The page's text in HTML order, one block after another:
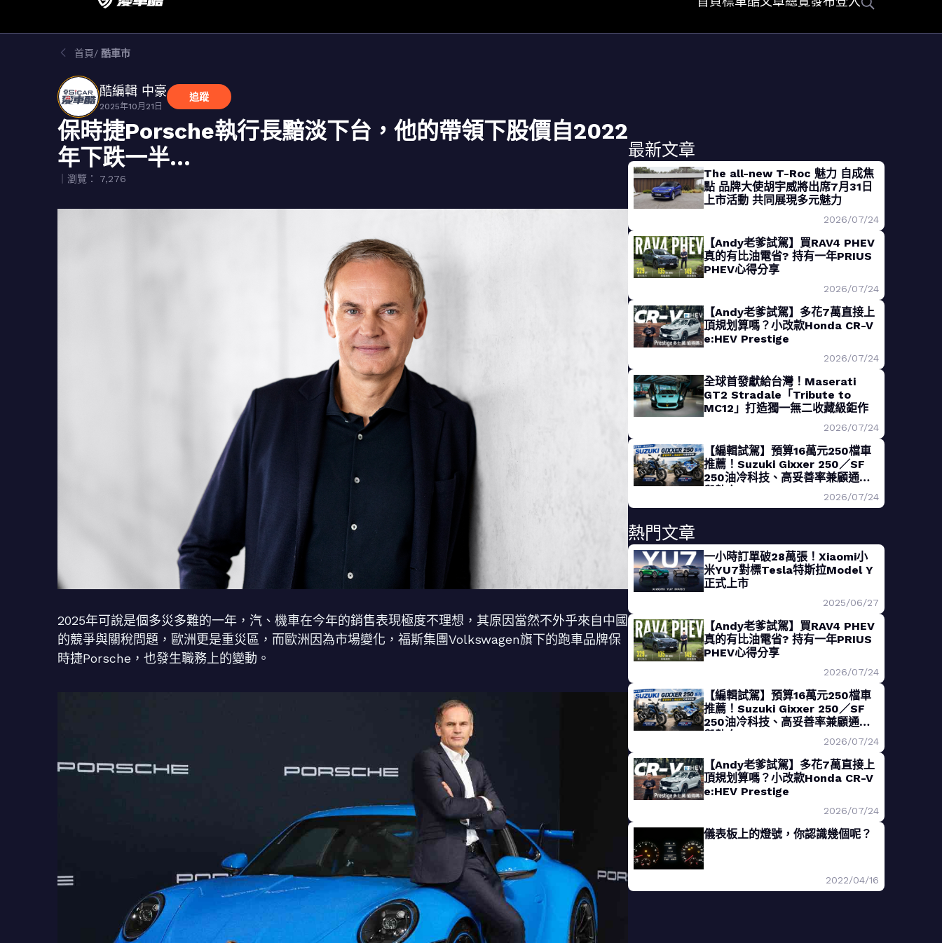
首頁 酷車市
酷編輯 中豪
2025年10月21日
追蹤
保時捷Porsche執行長黯淡下台，他的帶領下股價自2022
年下跌一半…
｜瀏覽： 7,276
2025年可說是個多災多難的一年，汽、機車在今年的銷售表現極度不理想，其原因當然不外乎來自中國
的競爭與關稅問題，歐洲更是重災區，而歐洲因為市場變化，福斯集團Volkswagen旗下的跑車品牌保
時捷Porsche，也發生職務上的變動。
最新文章
The all-new T-Roc 魅力 自成焦
點 品牌大使胡宇威將出席7月31日
上市活動 共同展現多元魅力
2026/07/24
【Andy老爹試駕】買RAV4 PHEV
真的有比油電省? 持有一年PRIUS
PHEV心得分享
2026/07/24
【Andy老爹試駕】多花7萬直接上
頂規划算嗎？小改款Honda CR-V
e:HEV Prestige
2026/07/24
全球首發獻給台灣！Maserati
GT2 Stradale「Tribute to
MC12」打造獨一無二收藏級鉅作
2026/07/24
【編輯試駕】預算16萬元250檔車
推薦！Suzuki Gixxer 250／SF
250油冷科技、高妥善率兼顧通勤
與熱血
2026/07/24
熱門文章
一小時訂單破28萬張！Xiaomi小
米YU7對標Tesla特斯拉Model Y
正式上市
2025/06/27
【Andy老爹試駕】買RAV4 PHEV
真的有比油電省? 持有一年PRIUS
PHEV心得分享
2026/07/24
【編輯試駕】預算16萬元250檔車
推薦！Suzuki Gixxer 250／SF
250油冷科技、高妥善率兼顧通勤
與熱血
2026/07/24
【Andy老爹試駕】多花7萬直接上
頂規划算嗎？小改款Honda CR-V
e:HEV Prestige
2026/07/24
儀表板上的燈號，你認識幾個呢？
2022/04/16